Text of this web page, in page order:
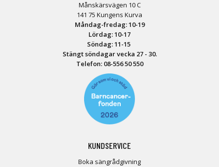
Månskärsvägen 10 C
141 75 Kungens Kurva
Måndag-fredag: 10-19
Lördag: 10-17
Söndag: 11-15
Stängt söndagar vecka 27 - 30.
Telefon: 08-556 50 550
KUNDSERVICE
Boka sängrådgivning